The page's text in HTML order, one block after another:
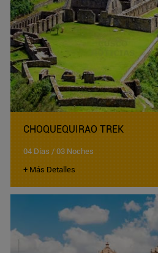
CHOQUEQUIRAO TREK
04 Días / 03 Noches
+ Más Detalles